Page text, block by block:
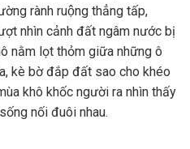
rành ruộng thẳng tấp,
nhìn cảnh đất ngâm nước bị
nằm lọt thỏm giữa những ô
kè bờ đắp đất sao cho khéo
khô khốc người ra nhìn thấy
nối đuôi nhau.